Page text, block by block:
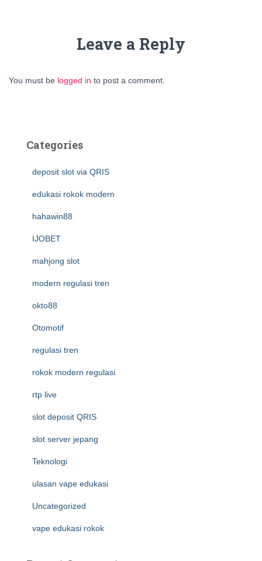
Leave a Reply
You must be logged in to post a comment.
Categories
deposit slot via QRIS
edukasi rokok modern
hahawin88
IJOBET
mahjong slot
modern regulasi tren
okto88
Otomotif
regulasi tren
rokok modern regulasi
rtp live
slot deposit QRIS
slot server jepang
Teknologi
ulasan vape edukasi
Uncategorized
vape edukasi rokok